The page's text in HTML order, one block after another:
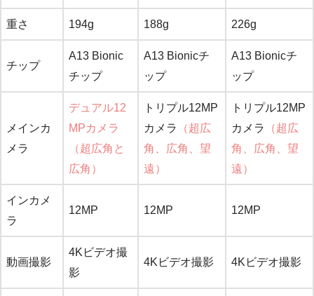
重さ 194g 188g 226g
チップ
A13 Bionic
チップ
A13 Bionicチ
ップ
A13 Bionicチ
ップ
メインカ
メラ
デュアル12
MPカメラ
（超広角と
広角）
トリプル12MP
カメラ
（超広
角、広角、望
遠）
トリプル12MP
カメラ
（超広
角、広角、望
遠）
インカメ
ラ
12MP 12MP 12MP
動画撮影
4Kビデオ撮
影
4Kビデオ撮影 4Kビデオ撮影